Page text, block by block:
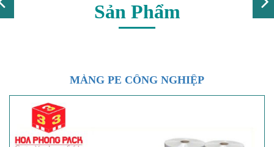
Sản Phẩm
MÀNG PE CÔNG NGHIỆP